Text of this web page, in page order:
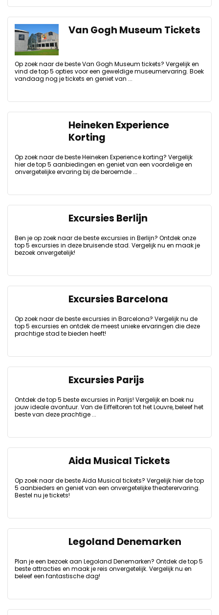
Van Gogh Museum Tickets
Op zoek naar de beste Van Gogh Museum tickets? Vergelijk en
vind de top 5 opties voor een geweldige museumervaring. Boek
vandaag nog je tickets en geniet van ...
Heineken Experience
Korting
Op zoek naar de beste Heineken Experience korting? Vergelijk
hier de top 5 aanbiedingen en geniet van een voordelige en
onvergetelijke ervaring bij de beroemde ...
Excursies Berlijn
Ben je op zoek naar de beste excursies in Berlijn? Ontdek onze
top 5 excursies in deze bruisende stad. Vergelijk nu en maak je
bezoek onvergetelijk!
Excursies Barcelona
Op zoek naar de beste excursies in Barcelona? Vergelijk nu de
top 5 excursies en ontdek de meest unieke ervaringen die deze
prachtige stad te bieden heeft!
Excursies Parijs
Ontdek de top 5 beste excursies in Parijs! Vergelijk en boek nu
jouw ideale avontuur. Van de Eiffeltoren tot het Louvre, beleef het
beste van deze prachtige ...
Aida Musical Tickets
Op zoek naar de beste Aida Musical tickets? Vergelijk hier de top
5 aanbieders en geniet van een onvergetelijke theaterervaring.
Bestel nu je tickets!
Legoland Denemarken
Plan je een bezoek aan Legoland Denemarken? Ontdek de top 5
beste attracties en maak je reis onvergetelijk. Vergelijk nu en
beleef een fantastische dag!